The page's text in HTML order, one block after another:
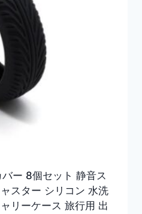
ー 8個セット 静音ス
スター シリコン 水洗
リーケース 旅行用 出